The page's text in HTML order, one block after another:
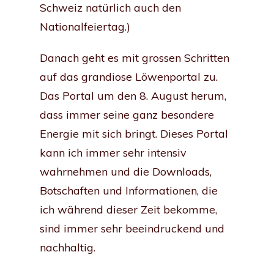
Schweiz natürlich auch den
Nationalfeiertag.)
Danach geht es mit grossen Schritten
auf das grandiose Löwenportal zu.
Das Portal um den 8. August herum,
dass immer seine ganz besondere
Energie mit sich bringt. Dieses Portal
kann ich immer sehr intensiv
wahrnehmen und die Downloads,
Botschaften und Informationen, die
ich während dieser Zeit bekomme,
sind immer sehr beeindruckend und
nachhaltig.